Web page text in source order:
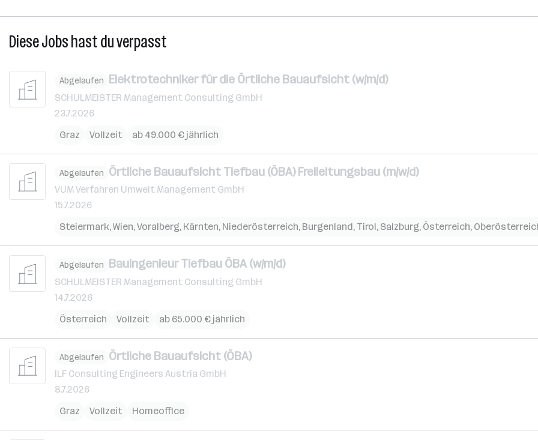
Diese Jobs hast du verpasst
Abgelaufen Elektrotechniker für die Örtliche Bauaufsicht (w/m/d)
SCHULMEISTER Management Consulting GmbH
23.7.2026
Graz
Vollzeit ab 49.000 € jährlich
Abgelaufen Örtliche Bauaufsicht Tiefbau (ÖBA) Freileitungsbau (m/w/d)
VUM Verfahren Umwelt Management GmbH
15.7.2026
Steiermark,Wien,Voralberg, Kärnten, Niederösterreich, Burgenland, Tirol, Salzburg, Österreich,
Abgelaufen Bauingenieur Tiefbau ÖBA (w/m/d)
SCHULMEISTER Management Consulting GmbH
14.7.2026
Österreich
Vollzeit ab 65.000 € jährlich
Abgelaufen Örtliche Bauaufsicht (ÖBA)
ILF Consulting Engineers Austria GmbH
8.7.2026
Graz
Vollzeit Homeoffice